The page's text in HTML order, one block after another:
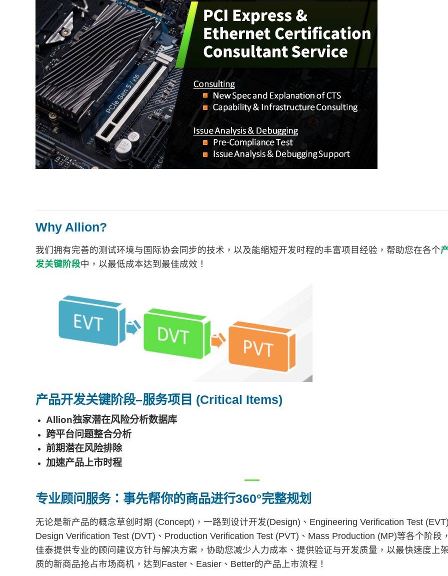
Why Allion?
我们拥有完善的测试环境与国际协会同步的技术，以及能缩短开发时程的丰富项目经验，帮助您在各个
发关键阶段中，以最低成本达到最佳成效！
产品开发关键阶段–服务项目 (Critical Items)
Allion独家潜在风险分析数据库
跨平台问题整合分析
前期潜在风险排除
加速产品上市时程
专业顾问服务：事先帮你的商品进行360°完整规划
无论是新产品的概念草创时期 (Concept)，一路到设计开发(Design)、Engineering Verification Test
Design Verification Test (DVT)、Production Verification Test (PVT)、Mass Production (MP)等各个阶段
佳泰提供专业的顾问建议方针与解决方案，协助您减少人力成本、提供验证与开发质量，以最快速度上
质的新商品抢占市场商机，达到Faster、Easier、Better的产品上市流程！